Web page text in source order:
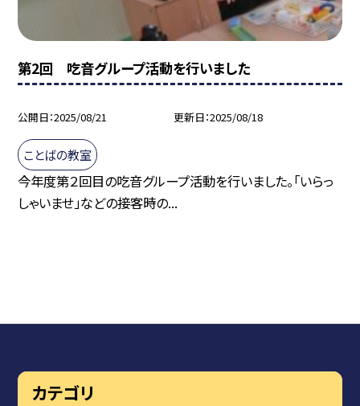
第2回 吃音グループ活動を行いました
公開日 2025/08/21 更新日 2025/08/18
ことばの教室
今年度第２回目の吃音グループ活動を行いました。「いらっ
しゃいませ」などの接客時の...
カテゴリ